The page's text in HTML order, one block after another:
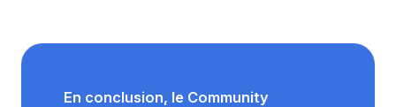
En conclusion, le Community